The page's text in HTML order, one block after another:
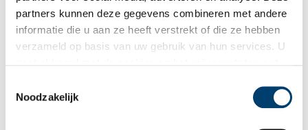
partners kunnen deze gegevens combineren met andere
informatie die u aan ze heeft verstrekt of die ze hebben
verzameld op basis van uw gebruik van hun services. U
Noodzakelijk
Teylers zet 18e-eeuwse schilder Wybrand Hendriks in het
zonnetje
beheerders van Teylers Museum in Haarlem. Maar hij kon ook